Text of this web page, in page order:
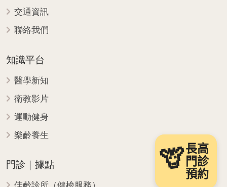
🦒長高
門診
預約
交通資訊
聯絡我們
知識平台
醫學新知
衛教影片
運動健身
樂齡養生
門診｜據點